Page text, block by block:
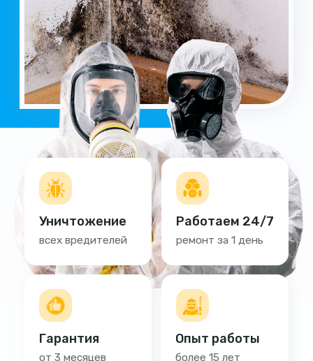
Гарантия
от 3 месяцев более 15 лет
Опыт работы
Персональный
менеджер
ремонт за 1 день
Работаем 24/7
Уничтожение
всех вредителей
Срочный выезд
за 20 минут